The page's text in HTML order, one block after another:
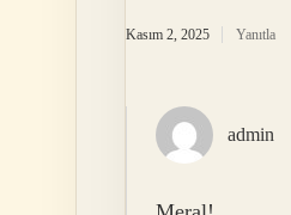
Kasım 2, 2025 Yanıtla
admin